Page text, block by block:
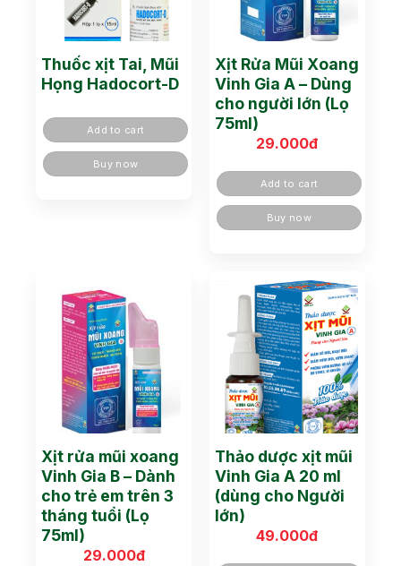
Thuốc xịt Tai, Mũi
Họng Hadocort-D
Add to cart
Buy now
Xịt Rửa Mũi Xoang
Vinh Gia A – Dùng
cho người lớn (Lọ
75ml)
29.000đ
Add to cart
Buy now
Xịt rửa mũi xoang
Vinh Gia B – Dành
cho trẻ em trên 3
tháng tuổi (Lọ
75ml)
29.000đ
Thảo dược xịt mũi
Vinh Gia A 20 ml
(dùng cho Người
lớn)
49.000đ